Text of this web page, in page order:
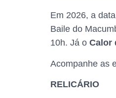
Em 2026, a
Baile do
10h. Já o Calor
Acompanhe as
RELICÁRIO